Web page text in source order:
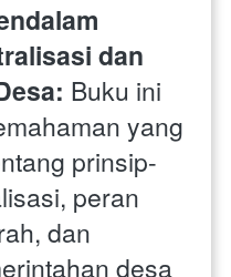
dan
Buku ini
yang
prinsip-
peran
dan
desa